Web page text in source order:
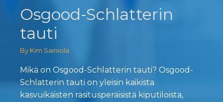
Osgood-Schlatterin
tauti
By Kim Sainiola
Mikä on Osgood-Schlatterin tauti? Osgood-
Schlatterin tauti on yleisin kaikista
kasvuikäisten rasitusperäisistä kiputiloista,